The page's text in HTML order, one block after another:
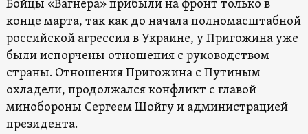
Бойцы «Вагнера» прибыли на фронт только в
конце марта, так как до начала полномасштабной
российской агрессии в Украине, у Пригожина уже
были испорчены отношения с руководством
страны. Отношения Пригожина с Путиным
охладели, продолжался конфликт с главой
минобороны Сергеем Шойгу и администрацией
президента.